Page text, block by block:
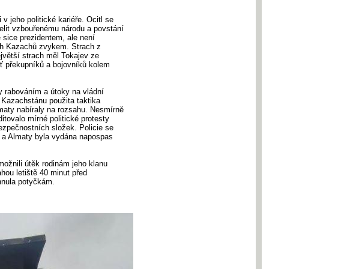
v jeho politické kariéře. Ocitl se
vzbouřenému národu a povstání
prezidentem, ale není
Kazachů zvykem. Strach z
strach měl Tokajev ze
překupníků a bojovníků kolem
rabováním a útoky na vládní
použita taktika
nabíraly na rozsahu. Nesmírně
mírné politické protesty
složek. Policie se
Almaty byla vydána napospas
útěk rodinám jeho klanu
letiště 40 minut před
potyčkám.